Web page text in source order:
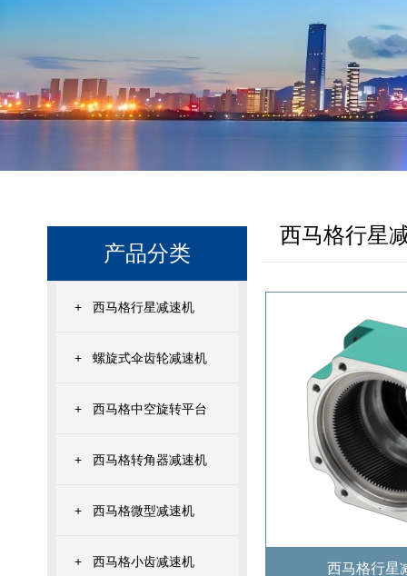
产品分类
+ 西马格行星减速机
+ 螺旋式伞齿轮减速机
+ 西马格中空旋转平台
+ 西马格转角器减速机
+ 西马格微型减速机
+ 西马格小齿减速机
西马格行星
西马格行星